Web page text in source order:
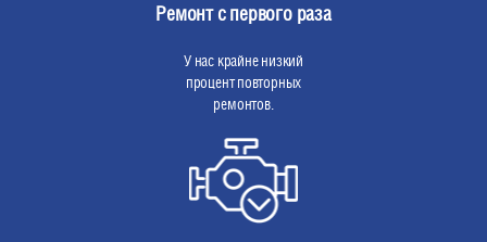
Ремонт с первого раза
У нас крайне низкий
процент повторных
ремонтов.